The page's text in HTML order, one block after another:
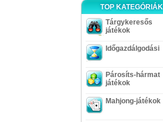
TOP KATEGÓRIÁK
Tárgykeresős
játékok
Időgazdálgodási
Párosíts-hármat
játékok
Mahjong-játékok